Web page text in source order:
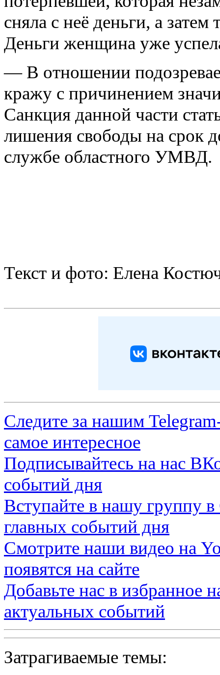
сняла с неё деньги, а
Деньги женщина уже
— В отношении
кражу с причинением
Санкция данной части
лишения свободы на срок
службе областного УМВД.
Текст и фото: Елена
Следите за нашим
самое интересное
Подписывайтесь на нас
событий дня
Вступайте в нашу группу в
главных событий дня
Смотрите наши видео на
появятся на сайте
Добавьте нас в избранное
актуальных событий
Затрагиваемые темы: